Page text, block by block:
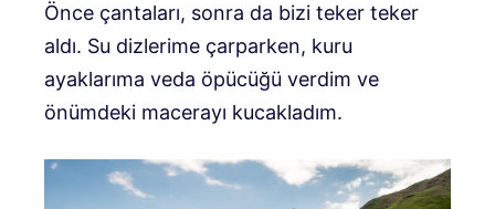
Önce çantaları, sonra da bizi teker teker
aldı. Su dizlerime çarparken, kuru
ayaklarıma veda öpücüğü verdim ve
önümdeki macerayı kucakladım.